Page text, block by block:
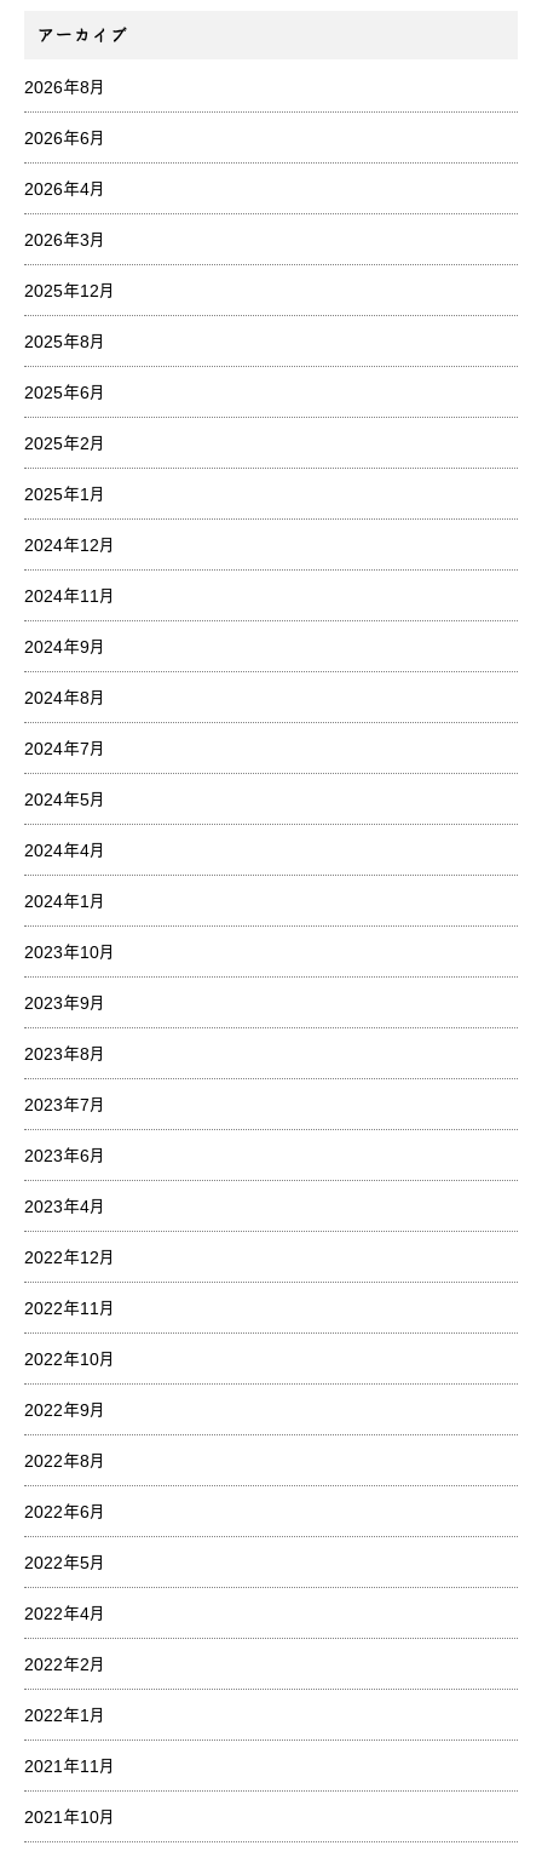
アーカイブ
2026年8月
2026年6月
2026年4月
2026年3月
2025年12月
2025年8月
2025年6月
2025年2月
2025年1月
2024年12月
2024年11月
2024年9月
2024年8月
2024年7月
2024年5月
2024年4月
2024年1月
2023年10月
2023年9月
2023年8月
2023年7月
2023年6月
2023年4月
2022年12月
2022年11月
2022年10月
2022年9月
2022年8月
2022年6月
2022年5月
2022年4月
2022年2月
2022年1月
2021年11月
2021年10月